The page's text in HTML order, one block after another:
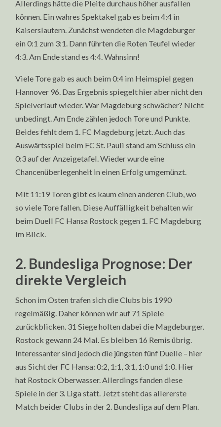
Allerdings hätte die Pleite durchaus höher ausfallen
können. Ein wahres Spektakel gab es beim 4:4 in
Kaiserslautern. Zunächst wendeten die Magdeburger
ein 0:1 zum 3:1. Dann führten die Roten Teufel wieder
4:3. Am Ende stand es 4:4. Wahnsinn!
Viele Tore gab es auch beim 0:4 im Heimspiel gegen
Hannover 96. Das Ergebnis spiegelt hier aber nicht den
Spielverlauf wieder. War Magdeburg schwächer? Nicht
unbedingt. Am Ende zählen jedoch Tore und Punkte.
Beides fehlt dem 1. FC Magdeburg jetzt. Auch das
Auswärtsspiel beim FC St. Pauli stand am Schluss ein
0:3 auf der Anzeigetafel. Wieder wurde eine
Chancenüberlegenheit in einen Erfolg umgemünzt.
Mit 11:19 Toren gibt es kaum einen anderen Club, wo
so viele Tore fallen. Diese Auffälligkeit behalten wir
beim Duell FC Hansa Rostock gegen 1. FC Magdeburg
im Blick.
2. Bundesliga Prognose: Der
direkte Vergleich
Schon im Osten trafen sich die Clubs bis 1990
regelmäßig. Daher können wir auf 71 Spiele
zurückblicken. 31 Siege holten dabei die Magdeburger.
Rostock gewann 24 Mal. Es bleiben 16 Remis übrig.
Interessanter sind jedoch die jüngsten fünf Duelle – hier
aus Sicht der FC Hansa: 0:2, 1:1, 3:1, 1:0 und 1:0. Hier
hat Rostock Oberwasser. Allerdings fanden diese
Spiele in der 3. Liga statt. Jetzt steht das allererste
Match beider Clubs in der 2. Bundesliga auf dem Plan.